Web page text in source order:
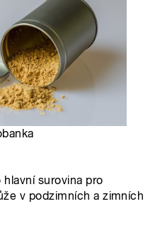
surovina pro
v podzimních a zimních